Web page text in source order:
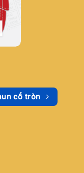
cổ tròn